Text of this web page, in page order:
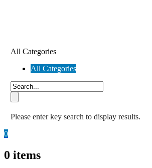
All Categories
All Categories
Please enter key search to display results.
0
0 items